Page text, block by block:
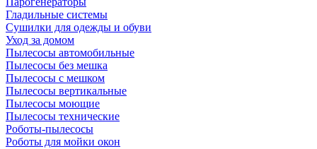
Гладильные системы
Сушилки для одежды и обуви
Уход за домом
Пылесосы автомобильные
Пылесосы без мешка
Пылесосы с мешком
Пылесосы вертикальные
Пылесосы моющие
Пылесосы технические
Роботы-пылесосы
Роботы для мойки окон